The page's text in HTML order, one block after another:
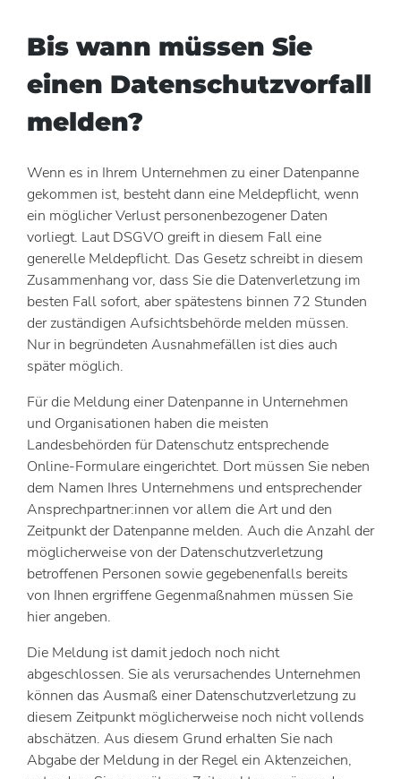
Bis wann müssen Sie
einen Datenschutzvorfall
melden?
Wenn es in Ihrem Unternehmen zu einer Datenpanne
gekommen ist, besteht dann eine Meldepflicht, wenn
ein möglicher Verlust personenbezogener Daten
vorliegt. Laut DSGVO greift in diesem Fall eine
generelle Meldepflicht. Das Gesetz schreibt in diesem
Zusammenhang vor, dass Sie die Datenverletzung im
besten Fall sofort, aber spätestens binnen 72 Stunden
der zuständigen Aufsichtsbehörde melden müssen.
Nur in begründeten Ausnahmefällen ist dies auch
später möglich.
Für die Meldung einer Datenpanne in Unternehmen
und Organisationen haben die meisten
Landesbehörden für Datenschutz entsprechende
Online-Formulare eingerichtet. Dort müssen Sie neben
dem Namen Ihres Unternehmens und entsprechender
Ansprechpartner:innen vor allem die Art und den
Zeitpunkt der Datenpanne melden. Auch die Anzahl der
möglicherweise von der Datenschutzverletzung
betroffenen Personen sowie gegebenenfalls bereits
von Ihnen ergriffene Gegenmaßnahmen müssen Sie
hier angeben.
Die Meldung ist damit jedoch noch nicht
abgeschlossen. Sie als verursachendes Unternehmen
können das Ausmaß einer Datenschutzverletzung zu
diesem Zeitpunkt möglicherweise noch nicht vollends
abschätzen. Aus diesem Grund erhalten Sie nach
Abgabe der Meldung in der Regel ein Aktenzeichen,